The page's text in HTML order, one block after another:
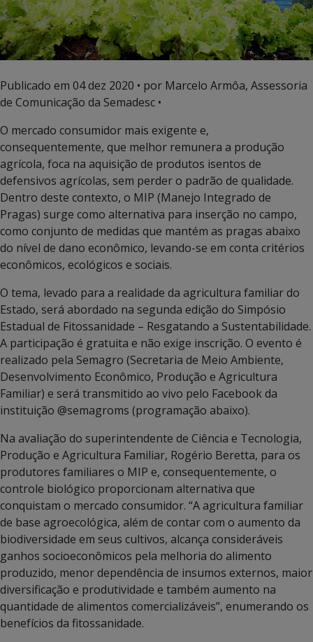
Publicado em 04 dez 2020 • por Marcelo Armôa, Assessoria
de Comunicação da Semadesc •
O mercado consumidor mais exigente e,
consequentemente, que melhor remunera a produção
agrícola, foca na aquisição de produtos isentos de
defensivos agrícolas, sem perder o padrão de qualidade.
Dentro deste contexto, o MIP (Manejo Integrado de
Pragas) surge como alternativa para inserção no campo,
como conjunto de medidas que mantém as pragas abaixo
do nível de dano econômico, levando-se em conta critérios
econômicos, ecológicos e sociais.
O tema, levado para a realidade da agricultura familiar do
Estado, será abordado na segunda edição do Simpósio
Estadual de Fitossanidade – Resgatando a Sustentabilidade.
A participação é gratuita e não exige inscrição. O evento é
realizado pela Semagro (Secretaria de Meio Ambiente,
Desenvolvimento Econômico, Produção e Agricultura
Familiar) e será transmitido ao vivo pelo Facebook da
instituição @semagroms (programação abaixo).
Na avaliação do superintendente de Ciência e Tecnologia,
Produção e Agricultura Familiar, Rogério Beretta, para os
produtores familiares o MIP e, consequentemente, o
controle biológico proporcionam alternativa que
conquistam o mercado consumidor. “A agricultura familiar
de base agroecológica, além de contar com o aumento da
biodiversidade em seus cultivos, alcança consideráveis
ganhos socioeconômicos pela melhoria do alimento
produzido, menor dependência de insumos externos, maior
diversificação e produtividade e também aumento na
quantidade de alimentos comercializáveis”, enumerando os
benefícios da fitossanidade.